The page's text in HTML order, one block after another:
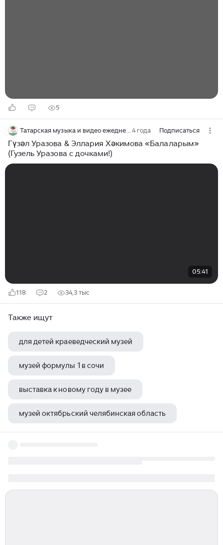
5
Татарская музыка и видео ежедневно 4 года Подписаться
Гүзәл Уразова & Эллария Хәкимова «Балаларым»
(Гузель Уразова с дочками!)
05:41
118 2 34,3 тыс
Также ищут
для детей краеведческий музей
музей формулы 1 в сочи
выставка к новому году в музее
музей октябрьский челябинская область